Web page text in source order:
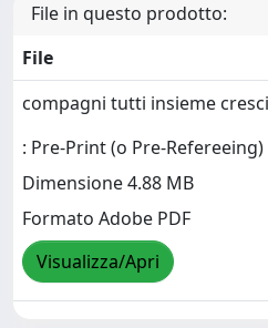
File in questo prodotto:
File
compagni tutti insieme
: Pre-Print (o Pre-Refereeing)
Dimensione 4.88 MB
Formato Adobe PDF
Visualizza/Apri